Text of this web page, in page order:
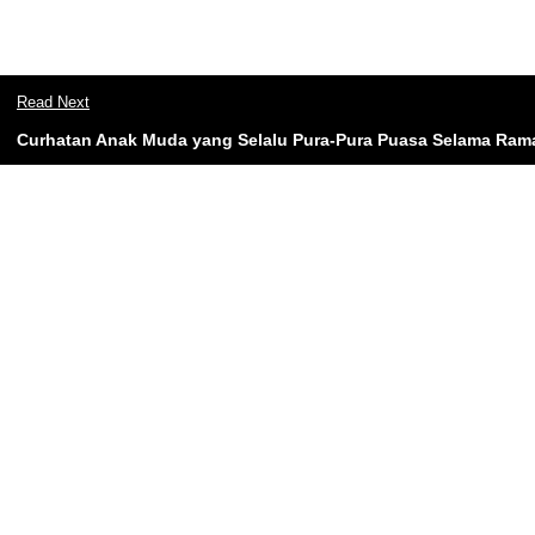
Read Next
Curhatan Anak Muda yang Selalu Pura-Pura Puasa Selama